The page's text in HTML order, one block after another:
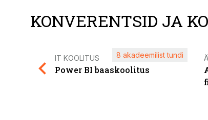
KONVERENTSID JA
IT KOOLITUS
Power BI baaskoolitus
8 akadeemilist tundi